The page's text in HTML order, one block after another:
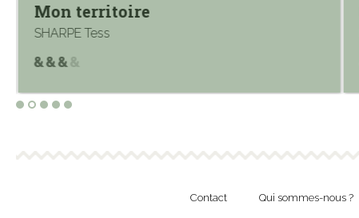
Mon territoire
SHARPE Tess
Contact Qui sommes-nous ?